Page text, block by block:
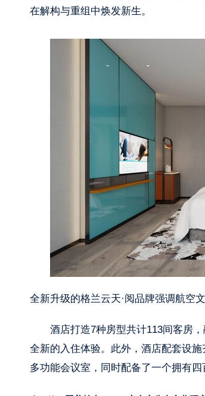
在解构与重组中焕发新生。
全新升级的格兰云天·阅品牌强调航空
酒店打造7种房型共计113间客房
全新的入住体验。此外，酒店配套设
多功能会议室，同时配备了一个拥有